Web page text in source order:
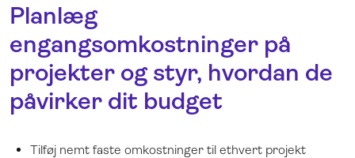
Planlæg
engangsomkostninger på
projekter og styr, hvordan de
påvirker dit budget
Tilføj nemt faste omkostninger til ethvert projekt